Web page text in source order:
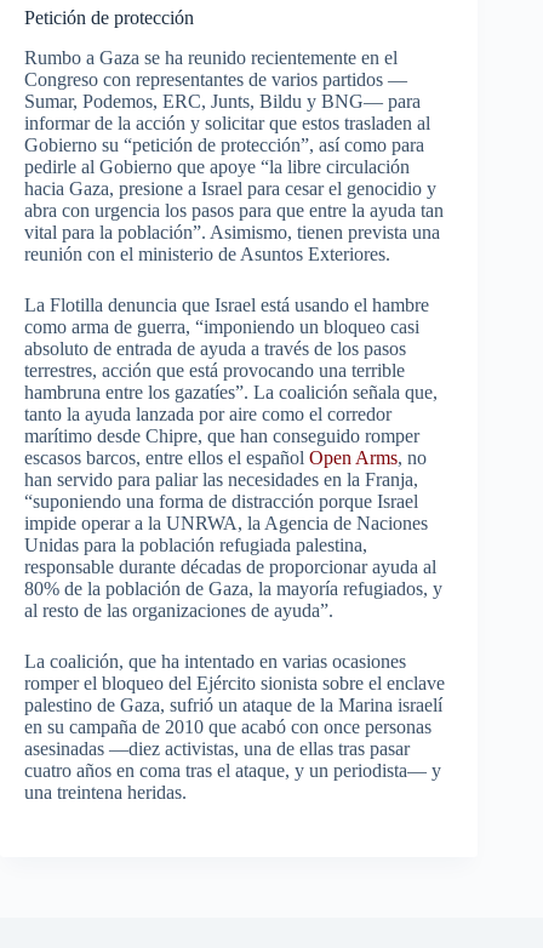
Petición de protección
Rumbo a Gaza se ha reunido recientemente en el
Congreso con representantes de varios partidos —
Sumar, Podemos, ERC, Junts, Bildu y BNG— para
informar de la acción y solicitar que estos trasladen al
Gobierno su “petición de protección”, así como para
pedirle al Gobierno que apoye “la libre circulación
hacia Gaza, presione a Israel para cesar el genocidio y
abra con urgencia los pasos para que entre la ayuda tan
vital para la población”. Asimismo, tienen prevista una
reunión con el ministerio de Asuntos Exteriores.
La Flotilla denuncia que Israel está usando el hambre
como arma de guerra, “imponiendo un bloqueo casi
absoluto de entrada de ayuda a través de los pasos
terrestres, acción que está provocando una terrible
hambruna entre los gazatíes”. La coalición señala que,
tanto la ayuda lanzada por aire como el corredor
marítimo desde Chipre, que han conseguido romper
escasos barcos, entre ellos el español Open Arms, no
han servido para paliar las necesidades en la Franja,
“suponiendo una forma de distracción porque Israel
impide operar a la UNRWA, la Agencia de Naciones
Unidas para la población refugiada palestina,
responsable durante décadas de proporcionar ayuda al
80% de la población de Gaza, la mayoría refugiados, y
al resto de las organizaciones de ayuda”.
La coalición, que ha intentado en varias ocasiones
romper el bloqueo del Ejército sionista sobre el enclave
palestino de Gaza, sufrió un ataque de la Marina israelí
en su campaña de 2010 que acabó con once personas
asesinadas —diez activistas, una de ellas tras pasar
cuatro años en coma tras el ataque, y un periodista— y
una treintena heridas.